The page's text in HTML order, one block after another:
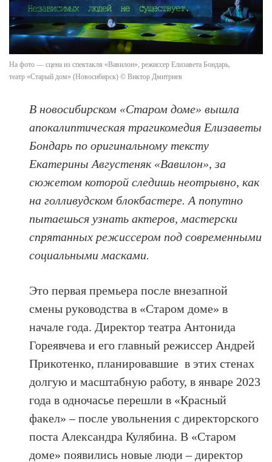
На фото — сцена из спектакля «Вавилон», режиссер Елизавета Бондарь,
театр «Старый дом» (Новосибирск) © Виктор Дмитриев
В новосибирском «Старом доме» вышла
апокалиптическая трагикомедия Елизаветы
Бондарь по оригинальному тексту
Екатерины Августеняк «Вавилон», за
сюжетом которой следишь неотрывно, как
на голливудском блокбастере. А попутно
пытаешься узнать актеров, мастерски
спрятанных режиссером под современными
социальными масками.
Это первая премьера после внезапной
смены руководства в «Старом доме» в
начале года. Директор театра Антонида
Гореявчева и его главный режиссер Андрей
Прикотенко, планировавшие в этих стенах
долгую и масштабную работу, в январе 2023
года в одночасье перешли в «Красный
факел» – после увольнения с директорского
поста Александра Кулябина. В «Старом
доме» появились новые люди – директор